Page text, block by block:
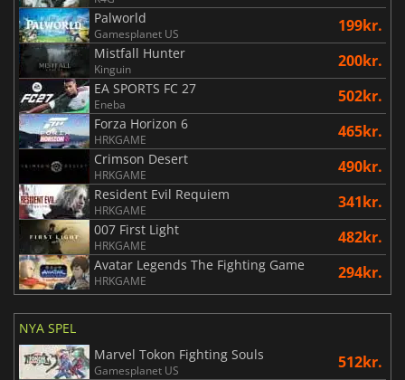
Palworld
Gamesplanet US 199kr.
Mistfall Hunter
Kinguin 200kr.
EA SPORTS FC 27
Eneba 502kr.
Forza Horizon 6
HRKGAME 465kr.
Crimson Desert
HRKGAME 490kr.
Resident Evil Requiem
HRKGAME 341kr.
007 First Light
HRKGAME 482kr.
Avatar Legends The Fighting Game
HRKGAME 294kr.
NYA SPEL
Marvel Tokon Fighting Souls
Gamesplanet US 512kr.